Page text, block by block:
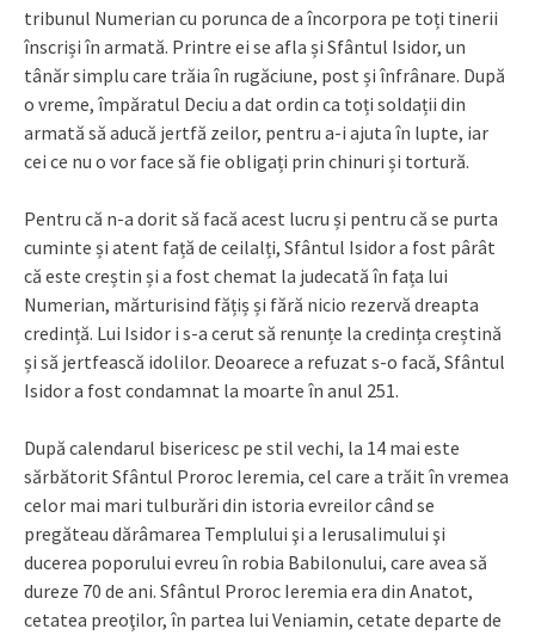
tribunul Numerian cu porunca de a încorpora pe toți tinerii
înscriși în armată. Printre ei se afla și Sfântul Isidor, un
tânăr simplu care trăia în rugăciune, post și înfrânare. După
o vreme, împăratul Deciu a dat ordin ca toți soldații din
armată să aducă jertfă zeilor, pentru a-i ajuta în lupte, iar
cei ce nu o vor face să fie obligați prin chinuri și tortură.
Pentru că n-a dorit să facă acest lucru și pentru că se purta
cuminte și atent față de ceilalți, Sfântul Isidor a fost pârât
că este creștin și a fost chemat la judecată în fața lui
Numerian, mărturisind fățiș și fără nicio rezervă dreapta
credință. Lui Isidor i s-a cerut să renunțe la credința creștină
și să jertfească idolilor. Deoarece a refuzat s-o facă, Sfântul
Isidor a fost condamnat la moarte în anul 251.
După calendarul bisericesc pe stil vechi, la 14 mai este
sărbătorit Sfântul Proroc Ieremia, cel care a trăit în vremea
celor mai mari tulburări din istoria evreilor când se
pregăteau dărâmarea Templului şi a Ierusalimului şi
ducerea poporului evreu în robia Babilonului, care avea să
dureze 70 de ani. Sfântul Proroc Ieremia era din Anatot,
cetatea preoţilor, în partea lui Veniamin, cetate departe de